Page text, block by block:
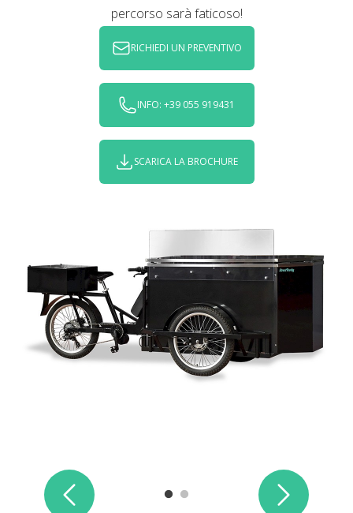
percorso sarà faticoso!
RICHIEDI UN PREVENTIVO
INFO: +39 055 919431
SCARICA LA BROCHURE